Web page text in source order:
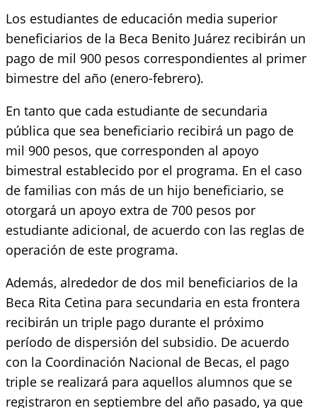
Los estudiantes de educación media superior
beneficiarios de la Beca Benito Juárez recibirán un
pago de mil 900 pesos correspondientes al primer
bimestre del año (enero-febrero).
En tanto que cada estudiante de secundaria
pública que sea beneficiario recibirá un pago de
mil 900 pesos, que corresponden al apoyo
bimestral establecido por el programa. En el caso
de familias con más de un hijo beneficiario, se
otorgará un apoyo extra de 700 pesos por
estudiante adicional, de acuerdo con las reglas de
operación de este programa.
Además, alrededor de dos mil beneficiarios de la
Beca Rita Cetina para secundaria en esta frontera
recibirán un triple pago durante el próximo
período de dispersión del subsidio. De acuerdo
con la Coordinación Nacional de Becas, el pago
triple se realizará para aquellos alumnos que se
registraron en septiembre del año pasado, ya que